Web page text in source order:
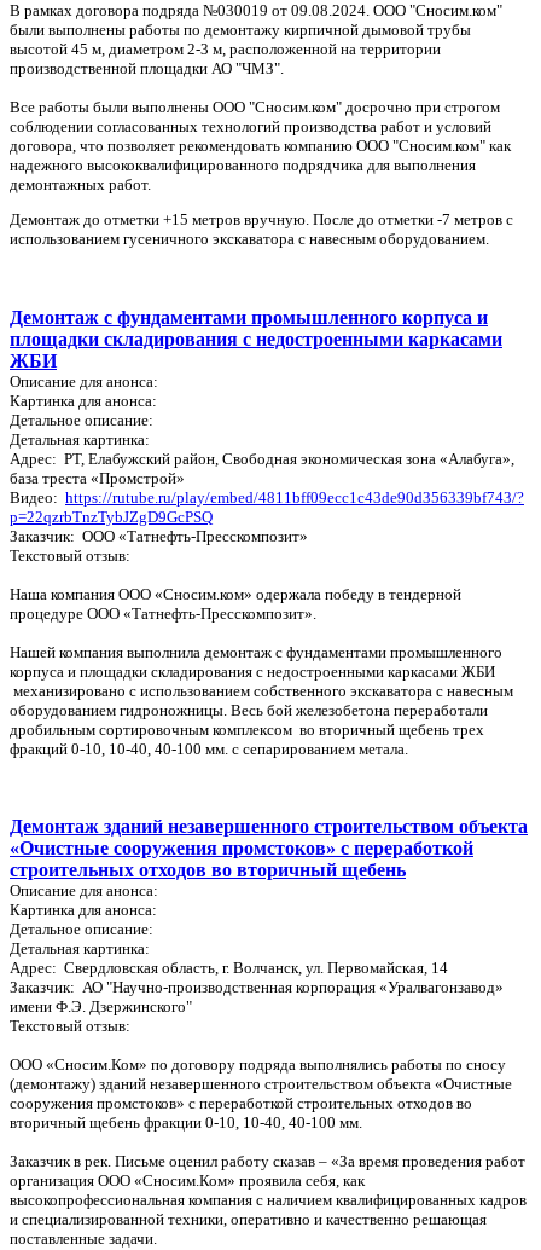
В рамках договора подряда №030019 от 09.08.2024. ООО "Сносим.ком"
были выполнены работы по демонтажу кирпичной дымовой трубы
высотой 45 м, диаметром 2-3 м, расположенной на территории
производственной площадки АО "ЧМЗ".
Все работы были выполнены ООО "Сносим.ком" досрочно при строгом
соблюдении согласованных технологий производства работ и условий
договора, что позволяет рекомендовать компанию ООО "Сносим.ком" как
надежного высококвалифицированного подрядчика для выполнения
демонтажных работ.
Демонтаж до отметки +15 метров вручную. После до отметки -7 метров с
использованием гусеничного экскаватора с навесным оборудованием.
Демонтаж с фундаментами промышленного корпуса и
площадки складирования с недостроенными каркасами
ЖБИ
Описание для анонса:
Картинка для анонса:
Детальное описание:
Детальная картинка:
Адрес: РТ, Елабужский район, Свободная экономическая зона «Алабуга»,
база треста «Промстрой»
Видео: https://rutube.ru/play/embed/4811bff09ecc1c43de90d356339bf743/?
p=22qzrbTnzTybJZgD9GcPSQ
Заказчик: ООО «Татнефть-Пресскомпозит»
Текстовый отзыв:
Наша компания ООО «Сносим.ком» одержала победу в тендерной
процедуре ООО «Татнефть-Пресскомпозит».
Нашей компания выполнила демонтаж с фундаментами промышленного
корпуса и площадки складирования с недостроенными каркасами ЖБИ
механизировано с использованием собственного экскаватора с навесным
оборудованием гидроножницы. Весь бой железобетона переработали
дробильным сортировочным комплексом во вторичный щебень трех
фракций 0-10, 10-40, 40-100 мм. с сепарированием метала.
Демонтаж зданий незавершенного строительством объекта
«Очистные сооружения промстоков» с переработкой
строительных отходов во вторичный щебень
Описание для анонса:
Картинка для анонса:
Детальное описание:
Детальная картинка:
Адрес: Свердловская область, г. Волчанск, ул. Первомайская, 14
Заказчик: АО "Научно-производственная корпорация «Уралвагонзавод»
имени Ф.Э. Дзержинского"
Текстовый отзыв:
ООО «Сносим.Ком» по договору подряда выполнялись работы по сносу
(демонтажу) зданий незавершенного строительством объекта «Очистные
сооружения промстоков» с переработкой строительных отходов во
вторичный щебень фракции 0-10, 10-40, 40-100 мм.
Заказчик в рек. Письме оценил работу сказав – «За время проведения работ
организация ООО «Сносим.Ком» проявила себя, как
высокопрофессиональная компания с наличием квалифицированных кадров
и специализированной техники, оперативно и качественно решающая
поставленные задачи.